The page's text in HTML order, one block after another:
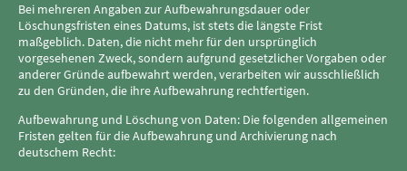
Bei mehreren Angaben zur Aufbewahrungsdauer oder
Löschungsfristen eines Datums, ist stets die längste Frist
maßgeblich. Daten, die nicht mehr für den ursprünglich
vorgesehenen Zweck, sondern aufgrund gesetzlicher Vorgaben oder
anderer Gründe aufbewahrt werden, verarbeiten wir ausschließlich
zu den Gründen, die ihre Aufbewahrung rechtfertigen.
Aufbewahrung und Löschung von Daten: Die folgenden allgemeinen
Fristen gelten für die Aufbewahrung und Archivierung nach
deutschem Recht: